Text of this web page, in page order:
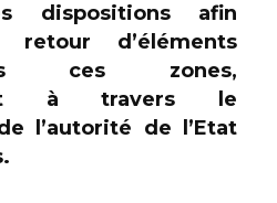
dispositions afin
retour d’éléments
ces zones,
à travers le
l’autorité de l’Etat